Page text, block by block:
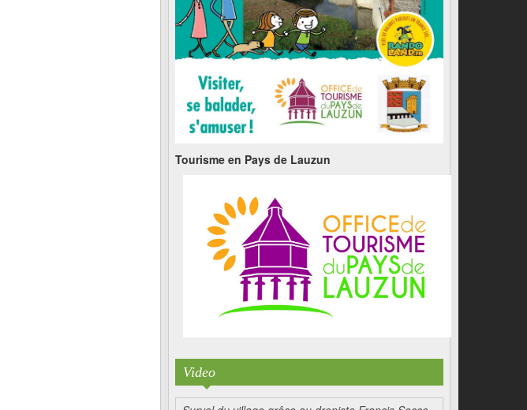
Tourisme en Pays de Lauzun
Video